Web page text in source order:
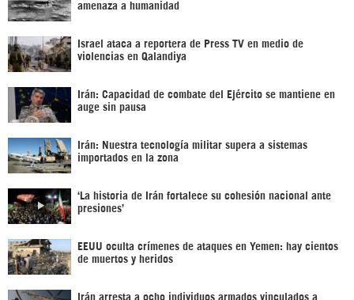
amenaza a humanidad
Israel ataca a reportera de Press TV en medio de
violencias en Qalandiya
Irán: Capacidad de combate del Ejército se mantiene en
auge sin pausa
Irán: Nuestra tecnología militar supera a sistemas
importados en la zona
‘La historia de Irán fortalece su cohesión nacional ante
presiones’
EEUU oculta crímenes de ataques en Yemen: hay cientos
de muertos y heridos
Irán arresta a ocho individuos armados vinculados a